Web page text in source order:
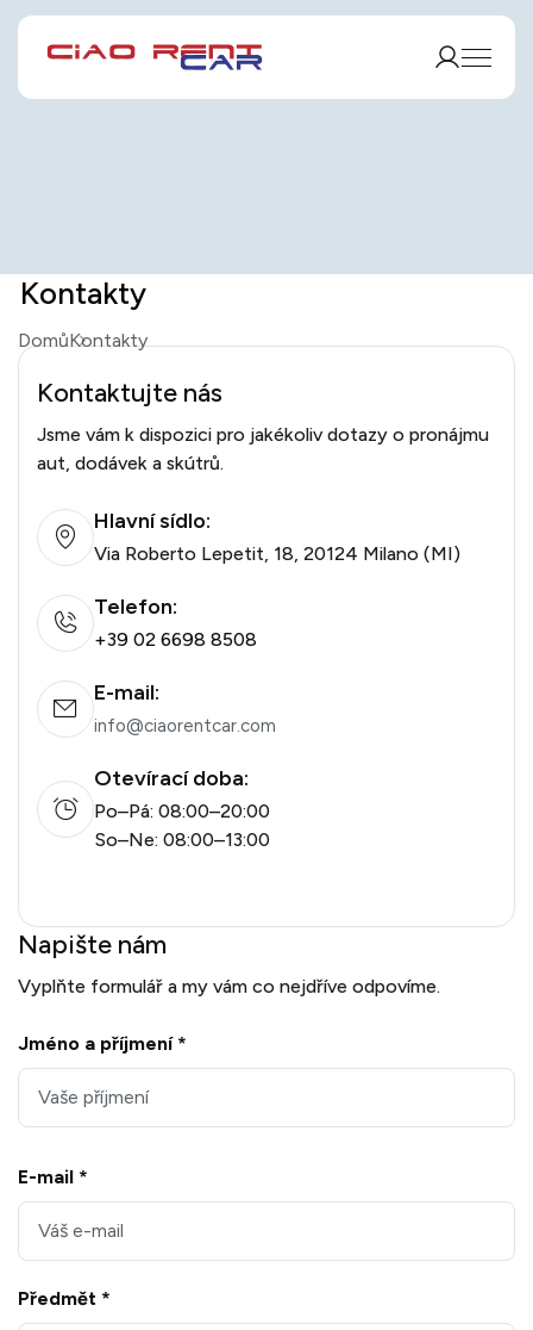
Kontakty
DomůKontakty
Kontaktujte nás
Jsme vám k dispozici pro jakékoliv dotazy o pronájmu
aut, dodávek a skútrů.
Hlavní sídlo:
Via Roberto Lepetit, 18, 20124 Milano (MI)
Telefon:
+39 02 6698 8508
E-mail:
info@ciaorentcar.com
Otevírací doba:
Po–Pá: 08:00–20:00
So–Ne: 08:00–13:00
Napište nám
Vyplňte formulář a my vám co nejdříve odpovíme.
Jméno a příjmení *
E-mail *
Předmět *